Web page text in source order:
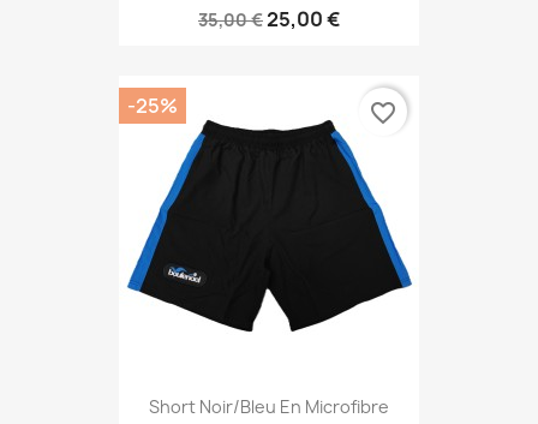
35,00 €25,00 €
Short Noir/bleu En Microfibre
-25% favorite_border